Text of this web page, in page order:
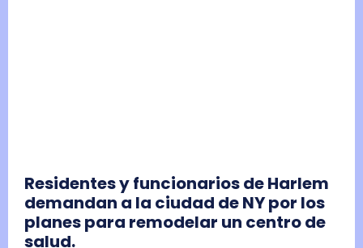
Residentes y funcionarios de Harlem
demandan a la ciudad de NY por los
planes para remodelar un centro de
salud.